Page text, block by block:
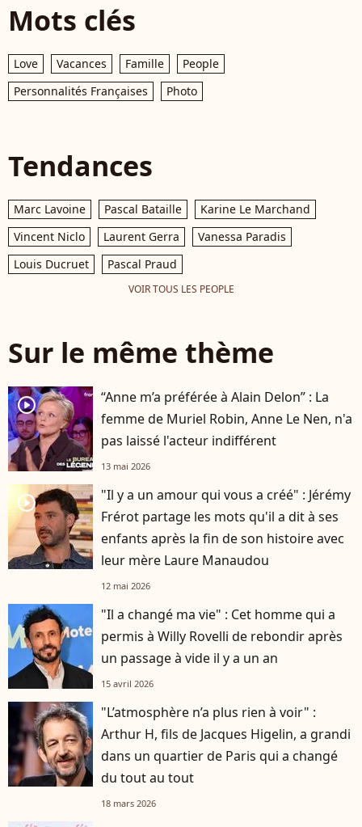
Mots clés
Love Vacances Famille
People
Personnalités Françaises
Photo
Tendances
Marc Lavoine Pascal Bataille
Karine Le Marchand
Vincent Niclo
Laurent Gerra
Vanessa Paradis
Louis Ducruet
Pascal Praud
VOIR TOUS LES PEOPLE
Sur le même thème
player2
“Anne m’a préférée à Alain Delon” : La
femme de Muriel Robin, Anne Le Nen, n'a
pas laissé l'acteur indifférent
13 mai 2026
player2
"Il y a un amour qui vous a créé" : Jérémy
Frérot partage les mots qu'il a dit à ses
enfants après la fin de son histoire avec
leur mère Laure Manaudou
12 mai 2026
"Il a changé ma vie" : Cet homme qui a
permis à Willy Rovelli de rebondir après
un passage à vide il y a un an
15 avril 2026
"L’atmosphère n’a plus rien à voir" :
Arthur H, fils de Jacques Higelin, a grandi
dans un quartier de Paris qui a changé
du tout au tout
18 mars 2026